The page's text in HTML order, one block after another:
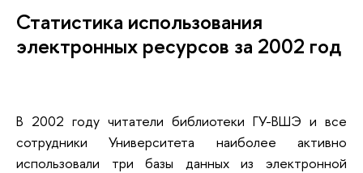
Статистика использования
электронных ресурсов за 2002 год
В 2002 году читатели библиотеки ГУ-ВШЭ и все
сотрудники Университета наиболее активно
использовали три базы данных из электронной